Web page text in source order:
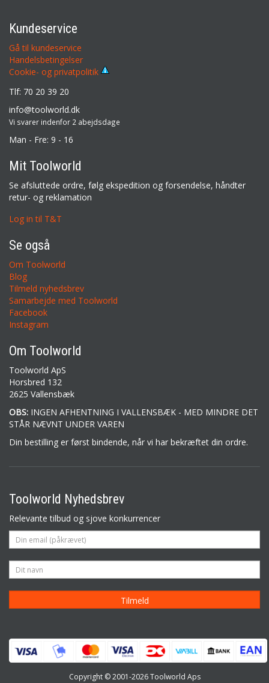
Kundeservice
Gå til kundeservice
Handelsbetingelser
Cookie- og privatpolitik
Tlf: 70 20 39 20
info@toolworld.dk
Vi svarer indenfor 2 abejdsdage
Man - Fre: 9 - 16
Mit Toolworld
Se afsluttede ordre, følg ekspedition og forsendelse, håndter
retur- og reklamation
Log in til T&T
Se også
Om Toolworld
Blog
Tilmeld nyhedsbrev
Samarbejde med Toolworld
Facebook
Instagram
Om Toolworld
Toolworld ApS
Horsbred 132
2625 Vallensbæk
OBS: INGEN AFHENTNING I VALLENSBÆK - MED MINDRE DET
STÅR NÆVNT UNDER VAREN
Din bestilling er først bindende, når vi har bekræftet din ordre.
Toolworld Nyhedsbrev
Relevante tilbud og sjove konkurrencer
Copyright © 2001-2026 Toolworld Aps